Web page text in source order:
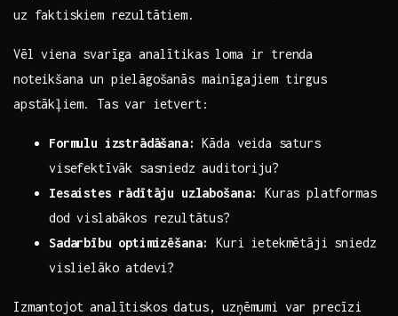
uz faktiskiem rezultātiem.
Vēl viena svarīga analītikas loma ir trenda
noteikšana un pielāgošanās mainīgajiem tirgus ​
apstākļiem. Tas var ​ietvert:
Formulu izstrādāšana: Kāda veida ⁣saturs
visefektīvāk sasniedz auditoriju?
Iesaistes rādītāju uzlabošana:
Kuras platformas​
dod vislabākos rezultātus?
Sadarbību optimizēšana:
Kuri ietekmētāji sniedz
vislielāko atdevi?
Izmantojot analītiskos datus, uzņēmumi var precīzi